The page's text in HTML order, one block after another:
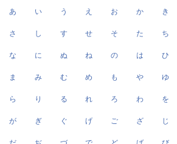
あ い う え お か き
さ し す せ そ た ち
な に ぬ ね の は ひ
ま み む め も や ゆ
ら り る れ ろ わ を
が ぎ ぐ げ ご ざ じ